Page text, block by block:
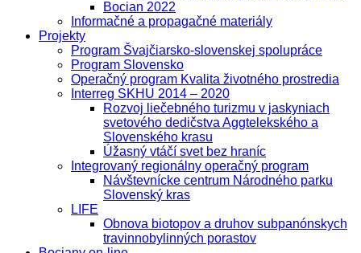
Bocian 2022
Informačné a propagačné materiály
Projekty
Program Švajčiarsko-slovenskej spolupráce
Program Slovensko
Operačný program Kvalita životného prostredia
Interreg SKHU 2014 – 2020
Rozvoj liečebného turizmu v jaskyniach
svetového dedičstva Aggtelekského a
Slovenského krasu
Úžasný vtáčí svet bez hraníc
Integrovaný regionálny operačný program
Návštevnícke centrum Národného parku
Slovenský kras
LIFE
Obnova biotopov a druhov subpanónskych
travinnobylinných porastov